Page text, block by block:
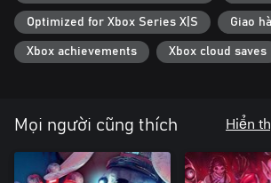
Optimized for Xbox Series X|S Giao
Xbox achievements Xbox cloud saves
Mọi người cũng thích Hiển